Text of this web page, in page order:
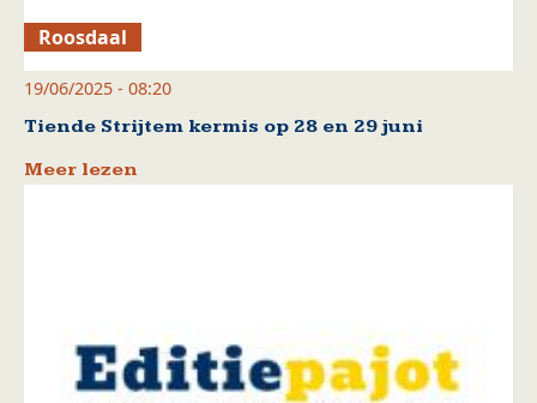
Roosdaal
19/06/2025 - 08:20
Tiende Strijtem kermis op 28 en 29 juni
Meer lezen